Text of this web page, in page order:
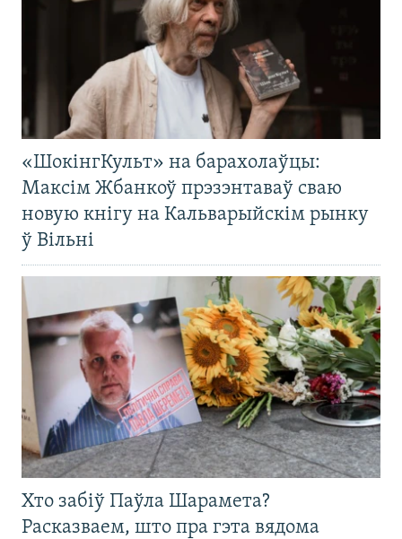
«ШокінгКульт» на барахолаўцы:
Максім Жбанкоў прэзэнтаваў сваю
новую кнігу на Кальварыйскім рынку
ў Вільні
Хто забіў Паўла Шарамета?
Расказваем, што пра гэта вядома